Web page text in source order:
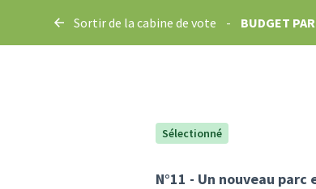
Sortir de la cabine de vote - BUDGET
Sélectionné
N°11 - Un nouveau